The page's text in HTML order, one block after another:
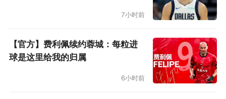
7小时前
【官方】费利佩续约蓉城：每粒进
球是这里给我的归属
6小时前